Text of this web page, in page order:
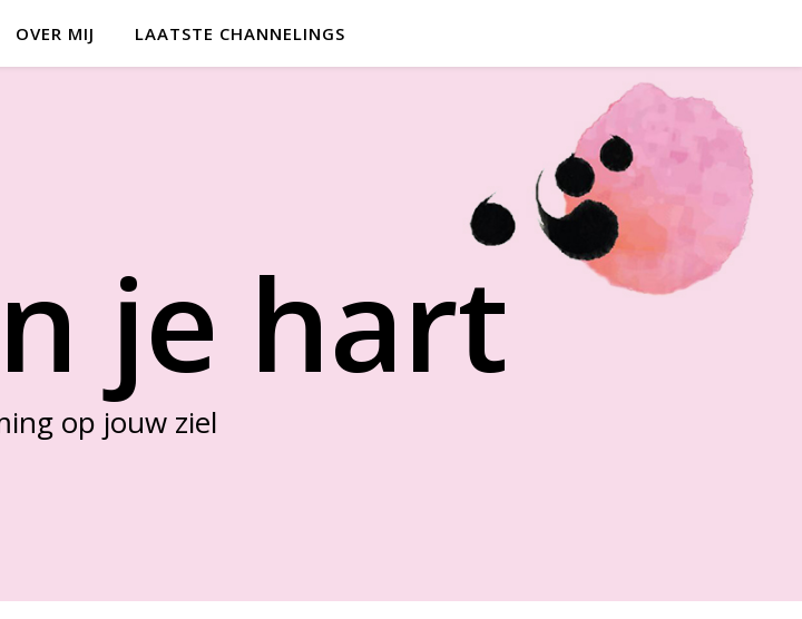
OVER MIJ LAATSTE CHANNELINGS
je hart
op jouw ziel